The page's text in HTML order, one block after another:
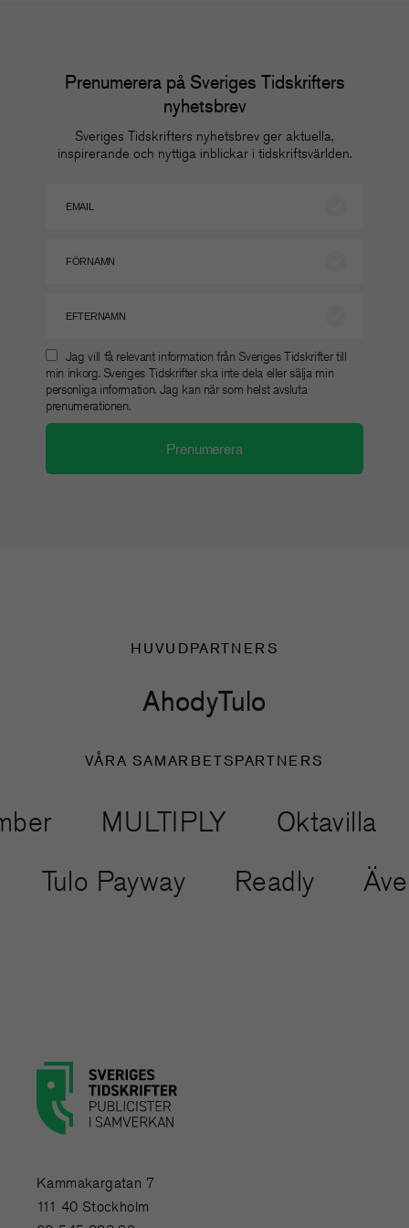
Prenumerera på Sveriges Tidskrifters
nyhetsbrev
Sveriges Tidskrifters nyhetsbrev ger aktuella,
inspirerande och nyttiga inblickar i tidskriftsvärlden.
Jag vill få relevant information från Sveriges Tidskrifter till
min inkorg. Sveriges Tidskrifter ska inte dela eller sälja min
personliga information. Jag kan när som helst avsluta
prenumerationen.
HUVUDPARTNERS
AhodyTulo
VÅRA SAMARBETSPARTNERS
MULTIPLY Oktavilla
Readly
Tulo Payway
Kammakargatan 7
111 40 Stockholm